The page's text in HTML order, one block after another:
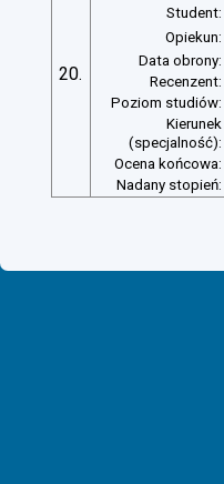
20.
Student:
Opiekun:
Data obrony:
Recenzent:
Poziom studiów:
Kierunek
(specjalność):
Ocena końcowa:
Nadany stopień: